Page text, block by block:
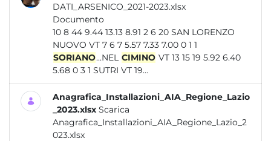
DATI_ARSENICO_2021-2023.xlsx
Documento
10 8 44 9.44 13.13 8.91 2 6 20 SAN LORENZO
NUOVO VT 7 6 7 5.57 7.33 7.00 0 1 1
SORIANO...NEL CIMINO VT 13 15 19 5.92 6.40
5.68 0 3 1 SUTRI VT 19...
Anagrafica_Installazioni_AIA_Regione_Lazio
_2023.xlsx Scarica
Anagrafica_Installazioni_AIA_Regione_Lazio_2
023.xlsx